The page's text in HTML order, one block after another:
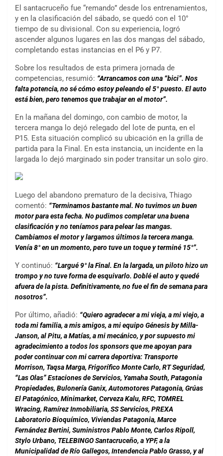
El santacruceño fue “remando” desde los entrenamientos,
y en la clasificación del sábado, se quedó con el 10°
tiempo de su divisional. Con su experiencia, logró
ascender algunos lugares en las dos mangas del sábado,
completando estas instancias en el P6 y P7.
Sobre los resultados de esta primera jornada de
competencias, resumió: “Arrancamos con una “bici”. Nos
falta potencia, no sé cómo estoy peleando el 5° puesto. El auto
está bien, pero tenemos que trabajar en el motor”.
En la mañana del domingo, con cambio de motor, la
tercera manga lo dejó relegado del lote de punta, en el
P15. Esta situación complicó su ubicación en la grilla de
partida para la Final. En esta instancia, un incidente en la
largada lo dejó marginado sin poder transitar un solo giro.
Luego del abandono prematuro de la decisiva, Thiago
comentó: “Terminamos bastante mal. No tuvimos un buen
motor para esta fecha. No pudimos completar una buena
clasificación y no teníamos para pelear las mangas.
Cambiamos el motor y largamos últimos la tercera manga.
Venía 8° en un momento, pero tuve un toque y terminé 15°”.
Y continuó: “Largué 9° la Final. En la largada, un piloto hizo un
trompo y no tuve forma de esquivarlo. Doblé el auto y quedé
afuera de la pista. Definitivamente, no fue el fin de semana para
nosotros”.
Por último, añadió: “Quiero agradecer a mi vieja, a mi viejo, a
toda mi familia, a mis amigos, a mi equipo Génesis by Milla-
Janson, al Pitu, a Matías, a mi mecánico, y por supuesto mi
agradecimiento a todos los sponsors que me apoyan para
poder continuar con mi carrera deportiva: Transporte
Morrison, Taqsa Marga, Frigorífico Monte Carlo, RT Seguridad,
“Las Olas” Estaciones de Servicios, Yamaha South, Patagonia
Propiedades, Bulonería Ganix, Automotores Patagonia, Grúas
El Patagónico, Minimarket, Cerveza Kalu, RFC, TOMREL
Wracing, Ramírez Inmobiliaria, SS Servicios, PREXA
Laboratorio Bioquímico, Viviendas Patagonia, Marce
Fernández Bertini, Suministros Pablo Monte, Carlos Ripoll,
Stylo Urbano, TELEBINGO Santacruceño, a YPF, a la
Municipalidad de Río Gallegos, Intendencia Pablo Grasso, y al